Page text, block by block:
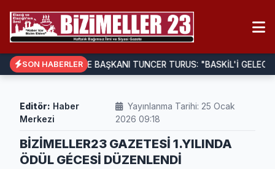
SON HABERLER
BELEDİYE BAŞKANI TUNCER TURUS: "BASKİL'İ
Editör: Haber
Merkezi
Yayınlanma Tarihi: 25 Ocak
2026 09:18
BİZİMELLER23 GAZETESİ 1.YILINDA
ÖDÜL GÉCESİ DÜZENLENDİ